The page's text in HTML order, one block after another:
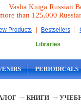
Vasha Kniga Russian
than 125,000
Products | Bestsellers |
Libraries
PERIODICALS
КНИГИ